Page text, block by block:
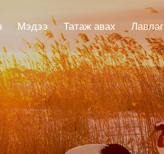
Мэдээ Татаж авах